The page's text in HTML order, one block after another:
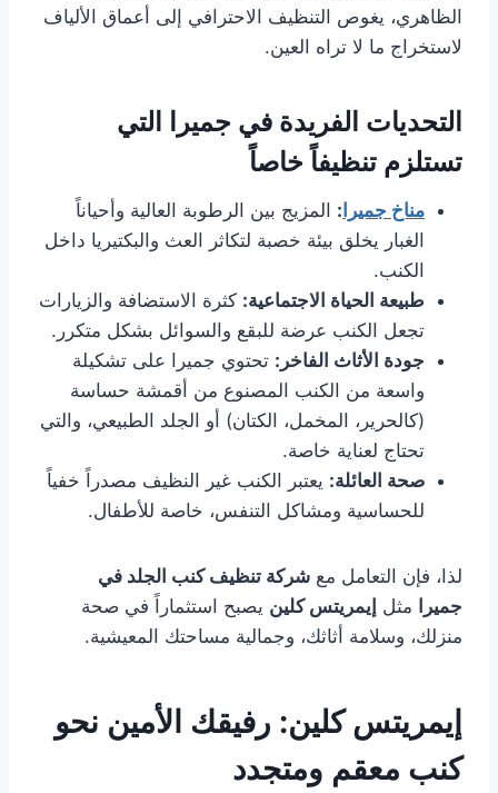
الظاهري، يغوص التنظيف الاحترافي إلى أعماق الألياف
لاستخراج ما لا تراه العين.
التحديات الفريدة في جميرا التي
تستلزم تنظيفاً خاصاً
مناخ جميرا : المزيج بين الرطوبة العالية وأحياناً
الغبار يخلق بيئة خصبة لتكاثر العث والبكتيريا داخل
الكنب.
طبيعة الحياة الاجتماعية: كثرة الاستضافة والزيارات
تجعل الكنب عرضة للبقع والسوائل بشكل متكرر.
جودة الأثاث الفاخر: تحتوي جميرا على تشكيلة
واسعة من الكنب المصنوع من أقمشة حساسة
(كالحرير، المخمل، الكتان) أو الجلد الطبيعي، والتي
تحتاج لعناية خاصة.
صحة العائلة: يعتبر الكنب غير النظيف مصدراً خفياً
للحساسية ومشاكل التنفس، خاصة للأطفال.
لذا، فإن التعامل مع شركة تنظيف كنب الجلد في
جميرا
مثل إيمريتس كلين يصبح استثماراً في صحة
منزلك، وسلامة أثاثك، وجمالية مساحتك المعيشية.
إيمريتس كلين: رفيقك الأمين نحو
كنب معقم ومتجدد